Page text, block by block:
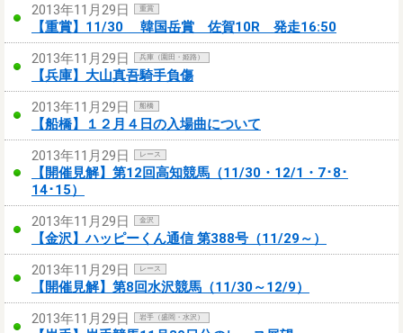
2013年11月29日
重賞
【重賞】11/30 韓国岳賞 佐賀10R 発走16:50
2013年11月29日
兵庫（園田・姫路）
【兵庫】大山真吾騎手負傷
2013年11月29日
船橋
【船橋】１２月４日の入場曲について
2013年11月29日
レース
【開催見解】第12回高知競馬（11/30・12/1・7･8･
14･15）
2013年11月29日
金沢
【金沢】ハッピーくん通信 第388号（11/29～）
2013年11月29日
レース
【開催見解】第8回水沢競馬（11/30～12/9）
2013年11月29日
岩手（盛岡・水沢）